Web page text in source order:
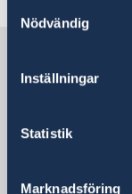
Nödvändig
Inställningar
Statistik
Marknadsföring
South